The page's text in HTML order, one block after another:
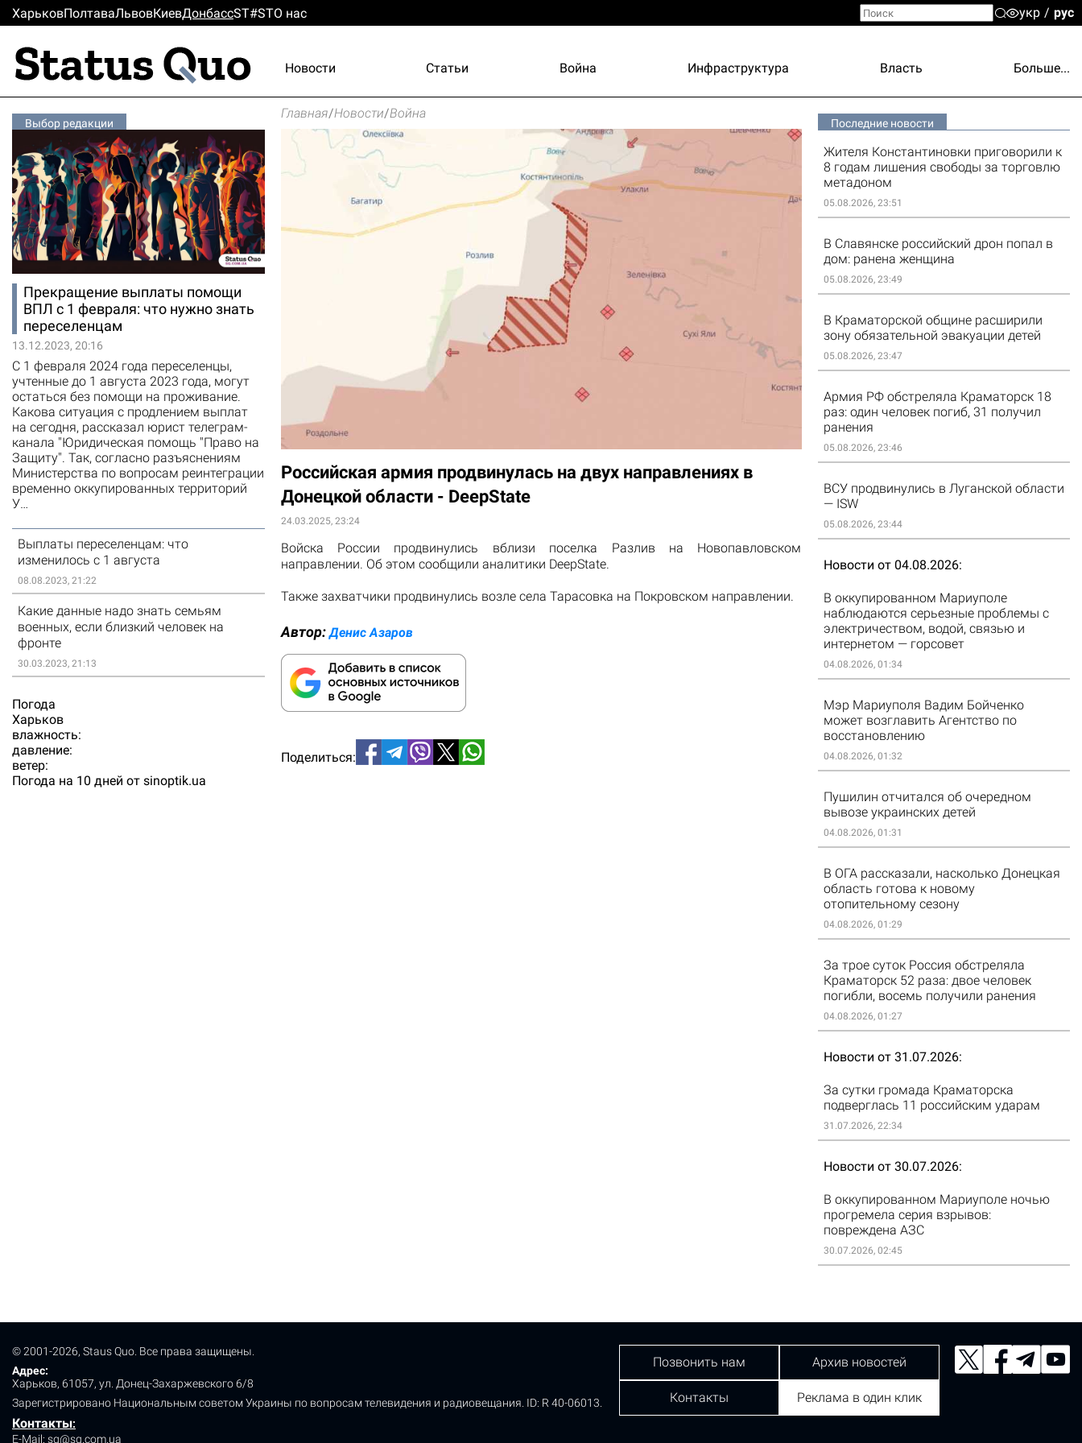
ХарьковПолтаваЛьвовКиевДонбассST#STО нас укр рус
Новости Статьи Война Инфраструктура Власть Больше...
Выбор редакции
Прекращение выплаты помощи
ВПЛ с 1 февраля: что нужно знать
переселенцам
13.12.2023, 20:16
С 1 февраля 2024 года переселенцы,
учтенные до 1 августа 2023 года, могут
остаться без помощи на проживание.
Какова ситуация с продлением выплат
на сегодня, рассказал юрист телеграм-
канала "Юридическая помощь "Право на
Защиту". Так, согласно разъяснениям
Министерства по вопросам реинтеграции
временно оккупированных территорий
У…
Выплаты переселенцам: что
изменилось с 1 августа
08.08.2023, 21:22
Какие данные надо знать семьям
военных, если близкий человек на
фронте
30.03.2023, 21:13
Погода
Харьков
влажность:
давление:
ветер:
Погода на 10 дней от sinoptik.ua
Главная/Новости/Война
Российская армия продвинулась на двух направлениях в
Донецкой области - DeepState
24.03.2025, 23:24
Войска России продвинулись вблизи поселка Разлив на Новопавловском
направлении. Об этом сообщили аналитики DeepState.
Также захватчики продвинулись возле села Тарасовка на Покровском направлении.
Автор:Денис Азаров
Поделиться:
Последние новости
Жителя Константиновки приговорили к
8 годам лишения свободы за торговлю
метадоном
05.08.2026, 23:51
В Славянске российский дрон попал в
дом: ранена женщина
05.08.2026, 23:49
В Краматорской общине расширили
зону обязательной эвакуации детей
05.08.2026, 23:47
Армия РФ обстреляла Краматорск 18
раз: один человек погиб, 31 получил
ранения
05.08.2026, 23:46
ВСУ продвинулись в Луганской области
— ISW
05.08.2026, 23:44
Новости от 04.08.2026
В оккупированном Мариуполе
наблюдаются серьезные проблемы с
электричеством, водой, связью и
интернетом — горсовет
04.08.2026, 01:34
Мэр Мариуполя Вадим Бойченко
может возглавить Агентство по
восстановлению
04.08.2026, 01:32
Пушилин отчитался об очередном
вывозе украинских детей
04.08.2026, 01:31
В ОГА рассказали, насколько Донецкая
область готова к новому
отопительному сезону
04.08.2026, 01:29
За трое суток Россия обстреляла
Краматорск 52 раза: двое человек
погибли, восемь получили ранения
04.08.2026, 01:27
Новости от 31.07.2026
За сутки громада Краматорска
подверглась 11 российским ударам
31.07.2026, 22:34
Новости от 30.07.2026
В оккупированном Мариуполе ночью
прогремела серия взрывов:
повреждена АЗС
30.07.2026, 02:45
© 2001-2026, Staus Quo. Все права защищены.
Адрес:
Харьков, 61057, ул. Донец-Захаржевского 6/8
Зарегистрировано Национальным советом Украины по вопросам телевидения и радиовещания. ID: R 40-06013.
Контакты:
E-Mail: sq@sq.com.ua
Позвонить нам Архив новостей
Контакты Реклама в один клик